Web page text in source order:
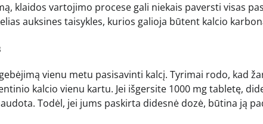
klaidos vartojimo procese gali niekais paversti visas
auksines taisykles, kurios galioja būtent kalcio
vienu metu pasisavinti kalcį. Tyrimai rodo, kad
kalcio vienu kartu. Jei išgersite 1000 mg tabletę,
Todėl, jei jums paskirta didesnė dozė, būtina ją